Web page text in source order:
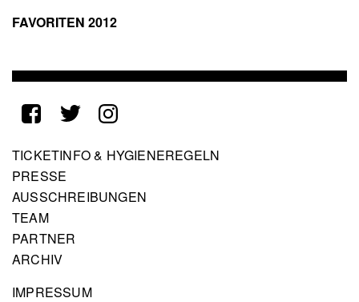
FAVORITEN 2012
Footer
menu
TICKETINFO & HYGIENEREGELN
PRESSE
AUSSCHREIBUNGEN
TEAM
PARTNER
ARCHIV
IMPRESSUM